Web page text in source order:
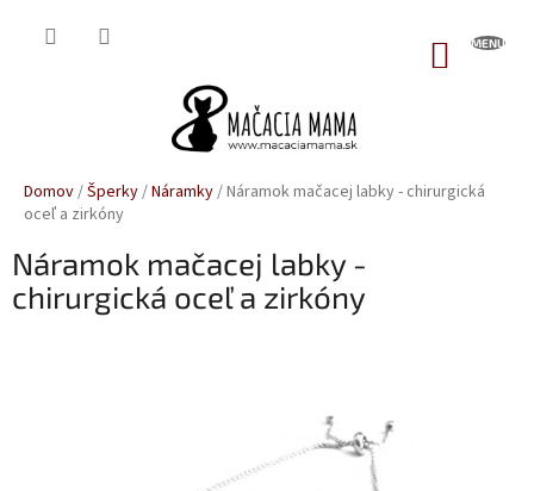
Domov/Šperky/Náramky/Náramok mačacej labky - chirurgická
oceľ a zirkóny
Náramok mačacej labky -
chirurgická oceľ a zirkóny